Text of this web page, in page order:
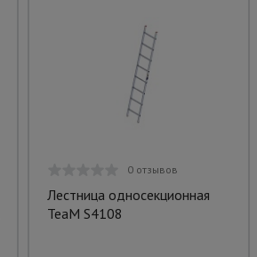
0 отзывов
Лестница односекционная
TeaM S4108